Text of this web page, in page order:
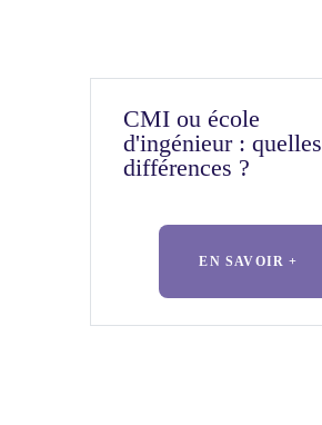
CMI ou école
d'ingénieur : quelles
différences ?
EN SAVOIR +